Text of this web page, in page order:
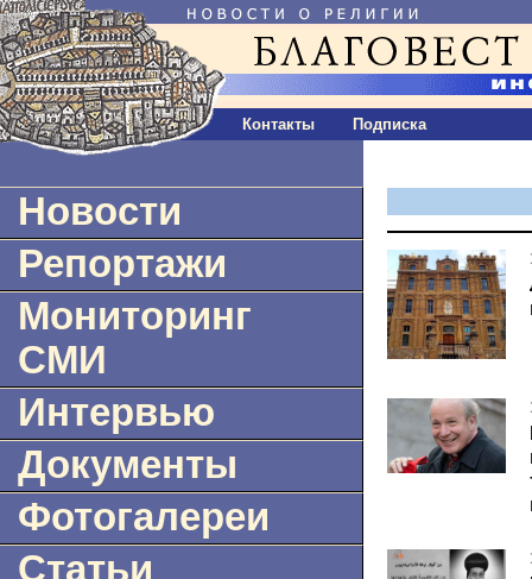
Контакты Подписка
Новости
Репортажи
Мониторинг
СМИ
Интервью
Документы
Фотогалереи
Статьи